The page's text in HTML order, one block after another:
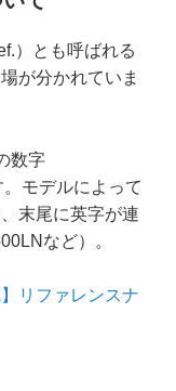
）とも呼ばれる
が分かれていま
数字
モデルによって
末尾に英字が連
など）。
リファレンスナ